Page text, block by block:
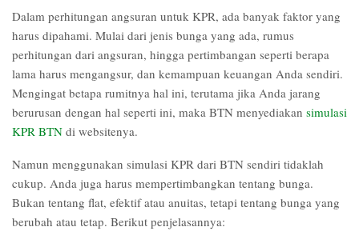
Dalam perhitungan angsuran untuk KPR, ada banyak faktor yang
harus dipahami. Mulai dari jenis bunga yang ada, rumus
perhitungan dari angsuran, hingga pertimbangan seperti berapa
lama harus mengangsur, dan kemampuan keuangan Anda sendiri.
Mengingat betapa rumitnya hal ini, terutama jika Anda jarang
berurusan dengan hal seperti ini, maka BTN menyediakan simulasi
KPR BTN di websitenya.
Namun menggunakan simulasi KPR dari BTN sendiri tidaklah
cukup. Anda juga harus mempertimbangkan tentang bunga.
Bukan tentang flat, efektif atau anuitas, tetapi tentang bunga yang
berubah atau tetap. Berikut penjelasannya: